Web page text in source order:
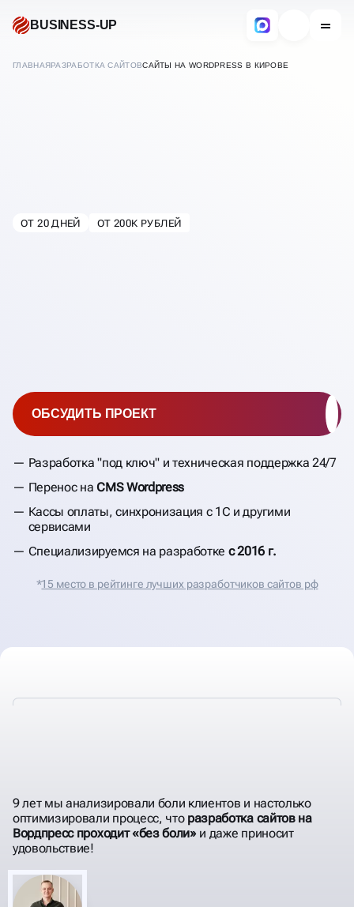
BUSINESS-UP
ГЛАВНАЯРАЗРАБОТКА САЙТОВСАЙТЫ НА WORDPRESS В КИРОВЕ
WORDPRESS
ОТ 20 ДНЕЙ ОТ 200К РУБЛЕЙ
Разработка "под ключ" и техническая поддержка 24/7
Перенос наCMS Wordpress
Кассы оплаты, синхронизация с 1С и другими
сервисами
Специализируемся на разработке с 2016 г.
ОБСУДИТЬ ПРОЕКТ
*15 место в рейтинге лучших разработчиков сайтов рф
CMS WORDPRESS
9 лет мы анализировали боли клиентов и настолько
оптимизировали процесс, что разработка сайтов на
Вордпресс проходит «без боли»и даже приносит
удовольствие!